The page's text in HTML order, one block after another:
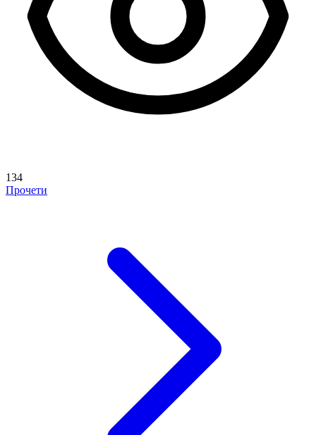
134
Прочети